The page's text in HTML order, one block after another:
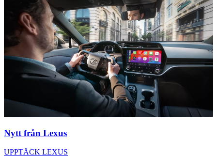
Nytt från Lexus
UPPTÄCK LEXUS